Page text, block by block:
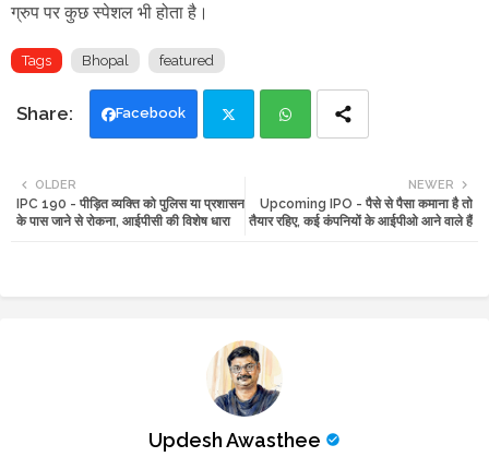
ग्रुप पर कुछ स्पेशल भी होता है।
Tags Bhopal featured
Facebook
tte ats
NEWER
Upcoming IPO - पैसे से पैसा कमाना है तो
तैयार रहिए, कई कंपनियों के आईपीओ आने वाले हैं
OLDER
IPC 190 - पीड़ित व्यक्ति को पुलिस या प्रशासन
के पास जाने से रोकना, आईपीसी की विशेष धारा
Updesh Awasthee